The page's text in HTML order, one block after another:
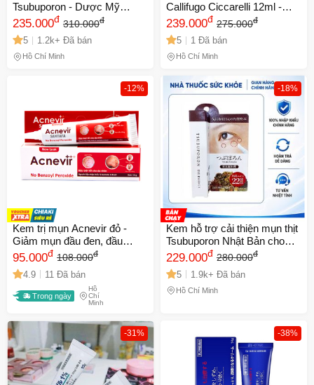
Tsubuporon - Dược Mỹ
Phẩm Từ Thảo Mộc Cho Da
Cổ, Hỗ Trợ Làm Bong Mụn
235.000đ 310.000đ
5 1.2k+ Đã bán
Hồ Chí Minh
Callifugo Ciccarelli 12ml -
Chữa mụn cóc và vết chai,
loại bỏ hiệu quả và không đau
đớn
239.000đ 275.000đ
5 1 Đã bán
Hồ Chí Minh
-12%
Kem trị mụn Acnevir đỏ -
Giảm mụn đầu đen, đầu
trắng - Chiết xuất tự nhiên, an
toàn cho da nhờn - Tuýp 50gr
95.000đ 108.000đ
4.9 11 Đã bán
Trong ngày
Hồ
Chí
Minh
-18%
Kem hỗ trợ cải thiện mụn thịt
Tsubuporon Nhật Bản cho
vùng mắt - Hỗ trợ loại bỏ
mụn thịt, làm da mịn màng và
tươi sáng.
229.000đ 280.000đ
5 1.9k+ Đã bán
Hồ Chí Minh
-31% -38%